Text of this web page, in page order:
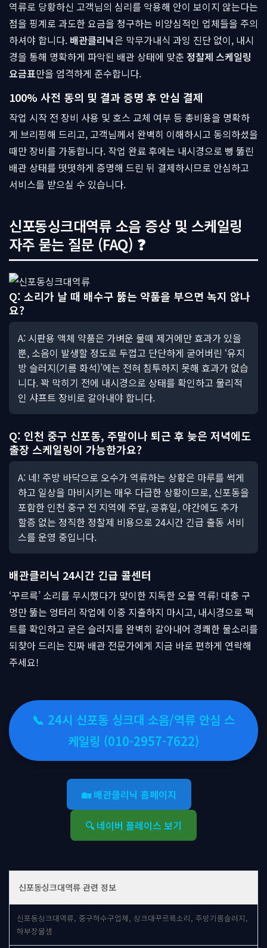
역류로 당황하신 고객님의 심리를 악용해 안이 보이지 않는다는
점을 핑계로 과도한 요금을 청구하는 비양심적인 업체들을 주의
하셔야 합니다. 배관클리닉은 막무가내식 과잉 진단 없이, 내시
경을 통해 명확하게 파악된 배관 상태에 맞춘 정찰제 스케일링
요금표만을 엄격하게 준수합니다.
100% 사전 동의 및 결과 증명 후 안심 결제
작업 시작 전 장비 사용 및 호스 교체 여부 등 총비용을 명확하
게 브리핑해 드리고, 고객님께서 완벽히 이해하시고 동의하셨을
때만 장비를 가동합니다. 작업 완료 후에는 내시경으로 뻥 뚫린
배관 상태를 떳떳하게 증명해 드린 뒤 결제하시므로 안심하고
서비스를 받으실 수 있습니다.
신포동싱크대역류 소음 증상 및 스케일링
자주 묻는 질문 (FAQ) ❓
Q: 소리가 날 때 배수구 뚫는 약품을 부으면 녹지 않나
요?
A: 시판용 액체 약품은 가벼운 물때 제거에만 효과가 있을
뿐, 소음이 발생할 정도로 두껍고 단단하게 굳어버린 ‘유지
방 슬러지(기름 화석)’에는 전혀 침투하지 못해 효과가 없습
니다. 꽉 막히기 전에 내시경으로 상태를 확인하고 물리적
인 샤프트 장비로 갈아내야 합니다.
Q: 인천 중구 신포동, 주말이나 퇴근 후 늦은 저녁에도
출장 스케일링이 가능한가요?
A: 네! 주방 바닥으로 오수가 역류하는 상황은 마루를 썩게
하고 일상을 마비시키는 매우 다급한 상황이므로, 신포동을
포함한 인천 중구 전 지역에 주말, 공휴일, 야간에도 추가
할증 없는 정직한 정찰제 비용으로 24시간 긴급 출동 서비
스를 운영 중입니다.
배관클리닉 24시간 긴급 콜센터
‘꾸르륵’ 소리를 무시했다가 맞이한 지독한 오물 역류! 대충 구
멍만 뚫는 엉터리 작업에 이중 지출하지 마시고, 내시경으로 팩
트를 확인하고 굳은 슬러지를 완벽히 갈아내어 경쾌한 물소리를
되찾아 드리는 진짜 배관 전문가에게 지금 바로 편하게 연락해
주세요!
📞 24시 신포동 싱크대 소음/역류 안심 스
케일링 (010-2957-7622)
🏡 배관클리닉 홈페이지
🔍 네이버 플레이스 보기
신포동싱크대역류 관련 정보
신포동싱크대역류, 중구하수구업체, 싱크대꾸르륵소리, 주방기름슬러지,
하부장물샘